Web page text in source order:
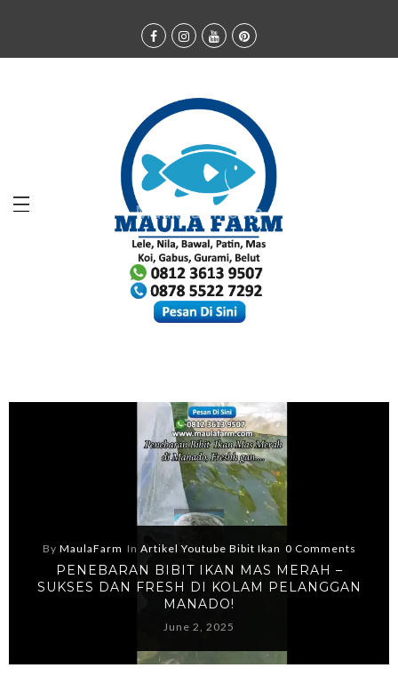
By MaulaFarm In Artikel Youtube Bibit Ikan 0 Comments
PENEBARAN BIBIT IKAN MAS MERAH –
SUKSES DAN FRESH DI KOLAM PELANGGAN
MANADO!
June 2, 2025